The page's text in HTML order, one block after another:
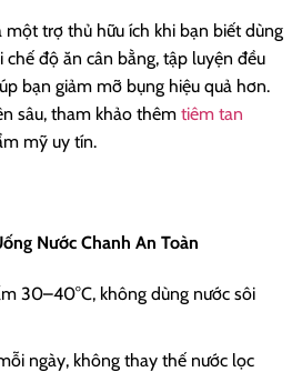
một trợ thủ hữu ích khi bạn biết dùng
độ ăn cân bằng, tập luyện đều
bạn giảm mỡ bụng hiệu quả hơn.
sâu, tham khảo thêm tiêm tan
mỹ uy tín.
Nước Chanh An Toàn
30–40°C, không dùng nước sôi
ngày, không thay thế nước lọc